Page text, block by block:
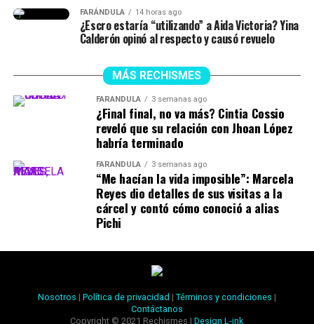
FARÁNDULA 14 horas ago
¿Escro estaría “utilizando” a Aida Victoria? Yina
Calderón opinó al respecto y causó revuelo
MÁS RECHISMES
FARÁNDULA 3 semanas ago
¿Final final, no va más? Cintia Cossio
reveló que su relación con Jhoan López
habría terminado
FARÁNDULA 3 semanas ago
“Me hacían la vida imposible”: Marcela
Reyes dio detalles de sus visitas a la
cárcel y contó cómo conoció a alias
Pichi
Nosotros | Política de privacidad | Términos y condiciones |
Contáctanos
Copyright © 2021 Rechismes |Design L-ink